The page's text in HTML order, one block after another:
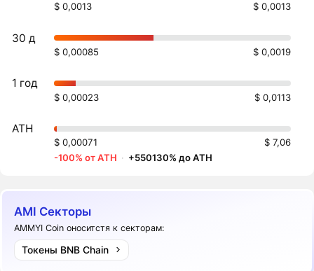
$ 0,0013 $ 0,0013
30 д
$ 0,00085 $ 0,0019
1 год
$ 0,00023 $ 0,0113
ATH
$ 0,00071
$ 7,06
-100% от ATH · +550130% до ATH
AMI Секторы
AMMYI Coin оноситстя к секторам:
Токены BNB Chain